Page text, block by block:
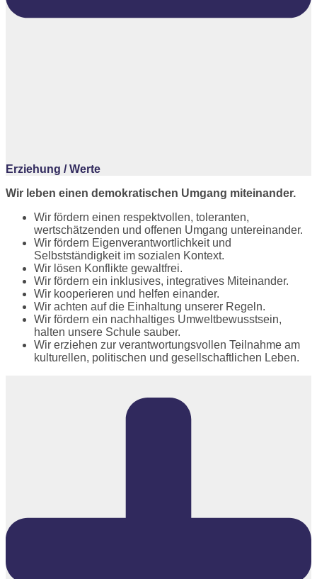
Erziehung / Werte
Wir leben einen demokratischen Umgang miteinander.
Wir fördern einen respektvollen, toleranten,
wertschätzenden und offenen Umgang untereinander.
Wir fördern Eigenverantwortlichkeit und
Selbstständigkeit im sozialen Kontext.
Wir lösen Konflikte gewaltfrei.
Wir fördern ein inklusives, integratives Miteinander.
Wir kooperieren und helfen einander.
Wir achten auf die Einhaltung unserer Regeln.
Wir fördern ein nachhaltiges Umweltbewusstsein,
halten unsere Schule sauber.
Wir erziehen zur verantwortungsvollen Teilnahme am
kulturellen, politischen und gesellschaftlichen Leben.